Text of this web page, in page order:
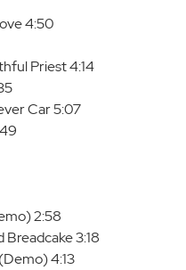
4:50
Priest 4:14
Car 5:07
2:58
Breadcake 3:18
4:13